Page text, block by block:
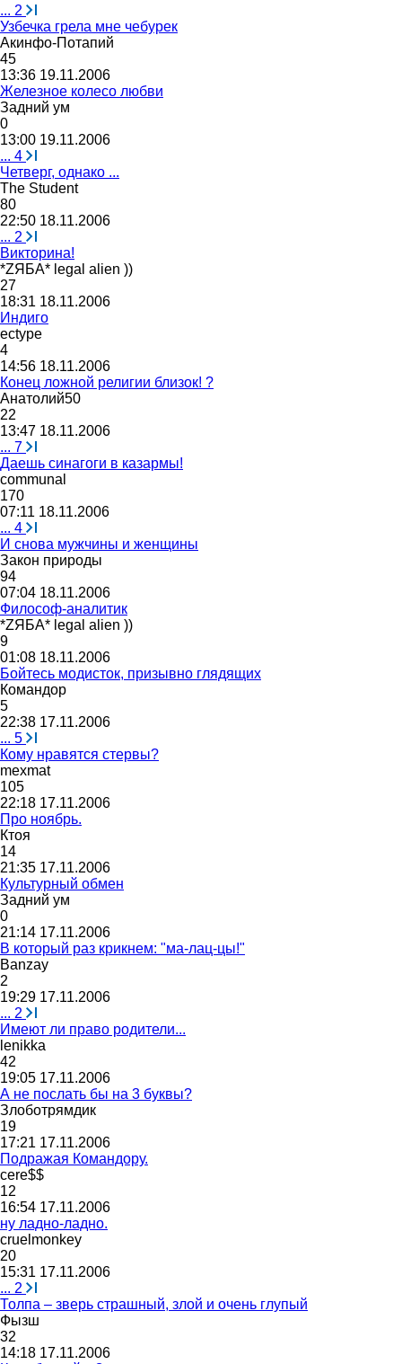
... 2
Узбечка грела мне чебурек
Акинфо-Потапий
45
13:36 19.11.2006
Железное колесо любви
Задний ум
0
13:00 19.11.2006
... 4
Четверг, однако ...
The Student
80
22:50 18.11.2006
... 2
Викторина!
*ZЯБА* legal alien ))
27
18:31 18.11.2006
Индиго
ectype
4
14:56 18.11.2006
Конец ложной религии близок! ?
Анатолий50
22
13:47 18.11.2006
... 7
Даешь синагоги в казармы!
communal
170
07:11 18.11.2006
... 4
И снова мужчины и женщины
Закон природы
94
07:04 18.11.2006
Философ-аналитик
*ZЯБА* legal alien ))
9
01:08 18.11.2006
Бойтесь модисток, призывно глядящих
Командор
5
22:38 17.11.2006
... 5
Кому нравятся стервы?
mexmat
105
22:18 17.11.2006
Про ноябрь.
Ктоя
14
21:35 17.11.2006
Культурный обмен
Задний ум
0
21:14 17.11.2006
В который раз крикнем: "ма-лац-цы!"
Вanzay
2
19:29 17.11.2006
... 2
Имеют ли право родители...
lenikka
42
19:05 17.11.2006
А не послать бы на 3 буквы?
Злоботрямдик
19
17:21 17.11.2006
Подражая Командору.
cere$$
12
16:54 17.11.2006
ну ладно-ладно.
cruelmonkey
20
15:31 17.11.2006
... 2
Толпа – зверь страшный, злой и очень глупый
Фызш
32
14:18 17.11.2006